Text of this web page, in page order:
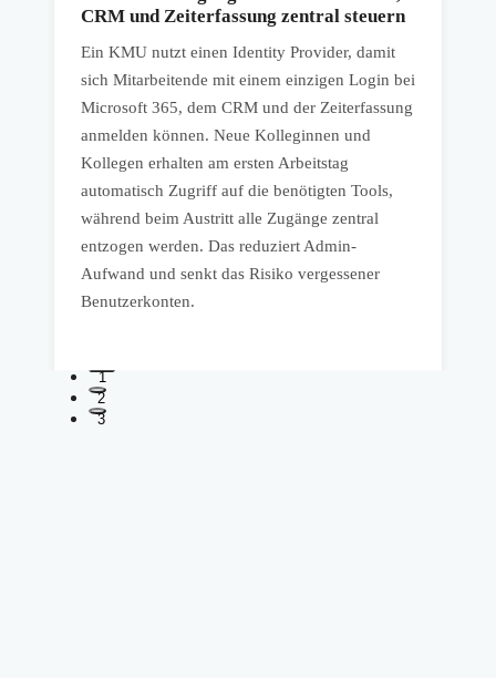
CRM und Zeiterfassung zentral steuern
Ein KMU nutzt einen Identity Provider, damit
sich Mitarbeitende mit einem einzigen Login bei
Microsoft 365, dem CRM und der Zeiterfassung
anmelden können. Neue Kolleginnen und
Kollegen erhalten am ersten Arbeitstag
automatisch Zugriff auf die benötigten Tools,
während beim Austritt alle Zugänge zentral
entzogen werden. Das reduziert Admin-
Aufwand und senkt das Risiko vergessener
Benutzerkonten.
1
2
3